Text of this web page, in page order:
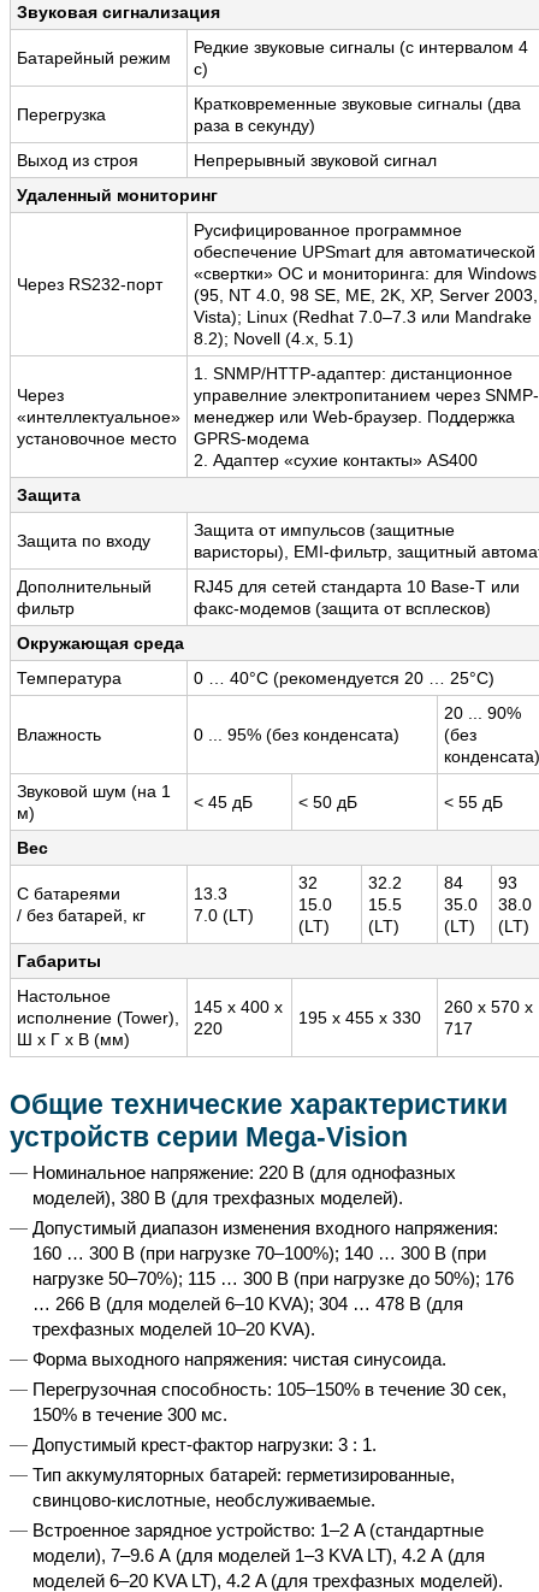
Звуковая сигнализация
Батарейный режим
Редкие звуковые сигналы (с интервалом 4
с)
Перегрузка
Кратковременные звуковые сигналы (два
раза в секунду)
Выход из строя
Непрерывный звуковой сигнал
Удаленный мониторинг
Через RS232-порт
Русифицированное программное
обеспечение UPSmart для автоматической
«свертки» ОС и мониторинга: для Windows
(95, NT 4.0, 98 SE, ME, 2K, XP, Server 2003,
Vista); Linux (Redhat 7.0–7.3 или Mandrake
8.2); Novell (4.x, 5.1)
Через
«интеллектуальное»
установочное место
1. SNMP/HTTP-адаптер: дистанционное
управелние электропитанием через SNMP-
менеджер или Web-браузер. Поддержка
GPRS-модема
2. Адаптер «сухие контакты» AS400
Защита
Защита по входу
Защита от импульсов (защитные
варисторы), EMI-фильтр, защитный
Дополнительный
фильтр
RJ45 для сетей стандарта 10 Base-T или
факс-модемов (защита от всплесков)
Окружающая среда
Температура
0 … 40°C (рекомендуется 20 … 25°C)
Влажность 0 ... 95% (без конденсата)
20 ... 90%
(без
конденсата)
Звуковой шум (на 1
м)
< 45 дБ < 50 дБ < 55 дБ
Вес
С батареями
/ без батарей, кг
13.3
7.0 (LT)
32
15.0
(LT)
32.2
15.5
(LT)
84
35.0
(LT)
93
38.0
(LT)
Габариты
Настольное
исполнение (Tower),
Ш x Г x В (мм)
145 x 400 x
220
195 x 455 x 330
260 x 570 x
717
Общие технические характеристики
устройств серии Mega-Vision
Номинальное напряжение: 220 В (для однофазных
моделей), 380 В (для трехфазных моделей).
Допустимый диапазон изменения входного напряжения:
160 … 300 В (при нагрузке 70–100%); 140 … 300 В (при
нагрузке 50–70%); 115 … 300 В (при нагрузке до 50%); 176
… 266 В (для моделей 6–10 KVA); 304 … 478 В (для
трехфазных моделей 10–20 KVA).
Форма выходного напряжения: чистая синусоида.
Перегрузочная способность: 105–150% в течение 30 сек,
150% в течение 300 мс.
Допустимый крест-фактор нагрузки: 3 : 1.
Тип аккумуляторных батарей: герметизированные,
свинцово-кислотные, необслуживаемые.
Встроенное зарядное устройство: 1–2 A (стандартные
модели), 7–9.6 А (для моделей 1–3 KVA LT), 4.2 А (для
моделей 6–20 KVA LT), 4.2 A (для трехфазных моделей).